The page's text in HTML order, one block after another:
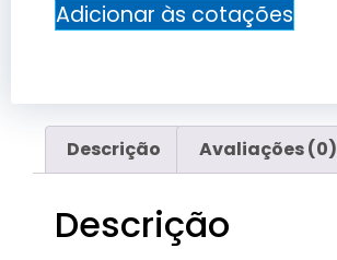
Adicionar às cotações
Descrição Avaliações (0)
Descrição